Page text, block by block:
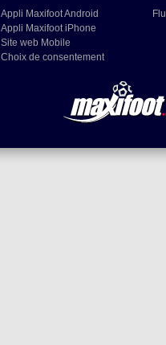
Appli Maxifoot Android
Appli Maxifoot iPhone
Site web Mobile
Choix de consentement